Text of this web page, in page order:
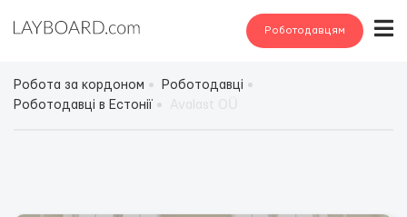
Роботодавцям
Робота за кордоном
Роботодавці
Роботодавці в Естонії